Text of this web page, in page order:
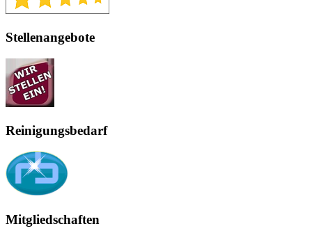
Stellenangebote
Reinigungsbedarf
Mitgliedschaften